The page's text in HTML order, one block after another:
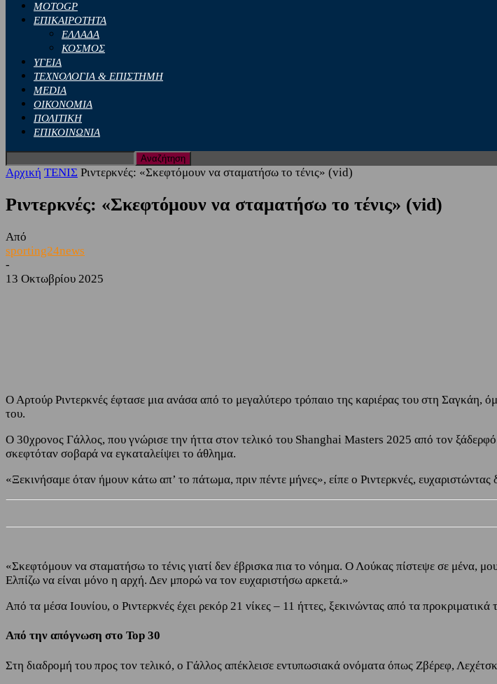
MOTOGP
ΕΠΙΚΑΙΡΟΤΗΤΑ
ΕΛΛΑΔΑ
ΚΟΣΜΟΣ
ΥΓΕΙΑ
ΤΕΧΝΟΛΟΓΙΑ & ΕΠΙΣΤΗΜΗ
MEDIA
ΟΙΚΟΝΟΜΙΑ
ΠΟΛΙΤΙΚΗ
ΕΠΙΚΟΙΝΩΝΙΑ
Αρχική ΤΕΝΙΣ Ριντερκνές: «Σκεφτόμουν να σταματήσω το τένις» (vid)
Ριντερκνές: «Σκεφτόμουν να σταματήσω το τένις» (vid)
Από
sporting24news
-
13 Οκτωβρίου 2025
Ο Αρτούρ Ριντερκνές έφτασε μια ανάσα από το μεγαλύτερο τρόπαιο της καριέρας του στη Σαγκάη,
του.
Ο 30χρονος Γάλλος, που γνώρισε την ήττα στον τελικό του Shanghai Masters 2025 από τον
σκεφτόταν σοβαρά να εγκαταλείψει το άθλημα.
«Ξεκινήσαμε όταν ήμουν κάτω απ’ το πάτωμα, πριν πέντε μήνες», είπε ο Ριντερκνές,
«Σκεφτόμουν να σταματήσω το τένις γιατί δεν έβρισκα πια το νόημα. Ο Λούκας πίστεψε σε μένα,
Ελπίζω να είναι μόνο η αρχή. Δεν μπορώ να τον ευχαριστήσω αρκετά.»
Από τα μέσα Ιουνίου, ο Ριντερκνές έχει ρεκόρ 21 νίκες – 11 ήττες, ξεκινώντας από τα
Από την απόγνωση στο Top 30
Στη διαδρομή του προς τον τελικό, ο Γάλλος απέκλεισε εντυπωσιακά ονόματα όπως Ζβέρεφ,